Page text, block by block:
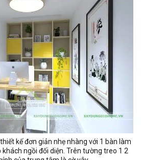
kế đơn giản nhẹ nhàng với 1 bàn làm
khách ngồi đối diện. Trên tường treo 1 2